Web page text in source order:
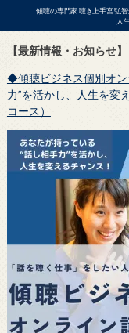
傾聴の専門家 聴き上手宮 弘
人
ジネス
出演依頼・各種お問い
【最新情報・お知らせ】
◆傾聴ビジネス個別オン
力”を活かし、人生を変
コース）